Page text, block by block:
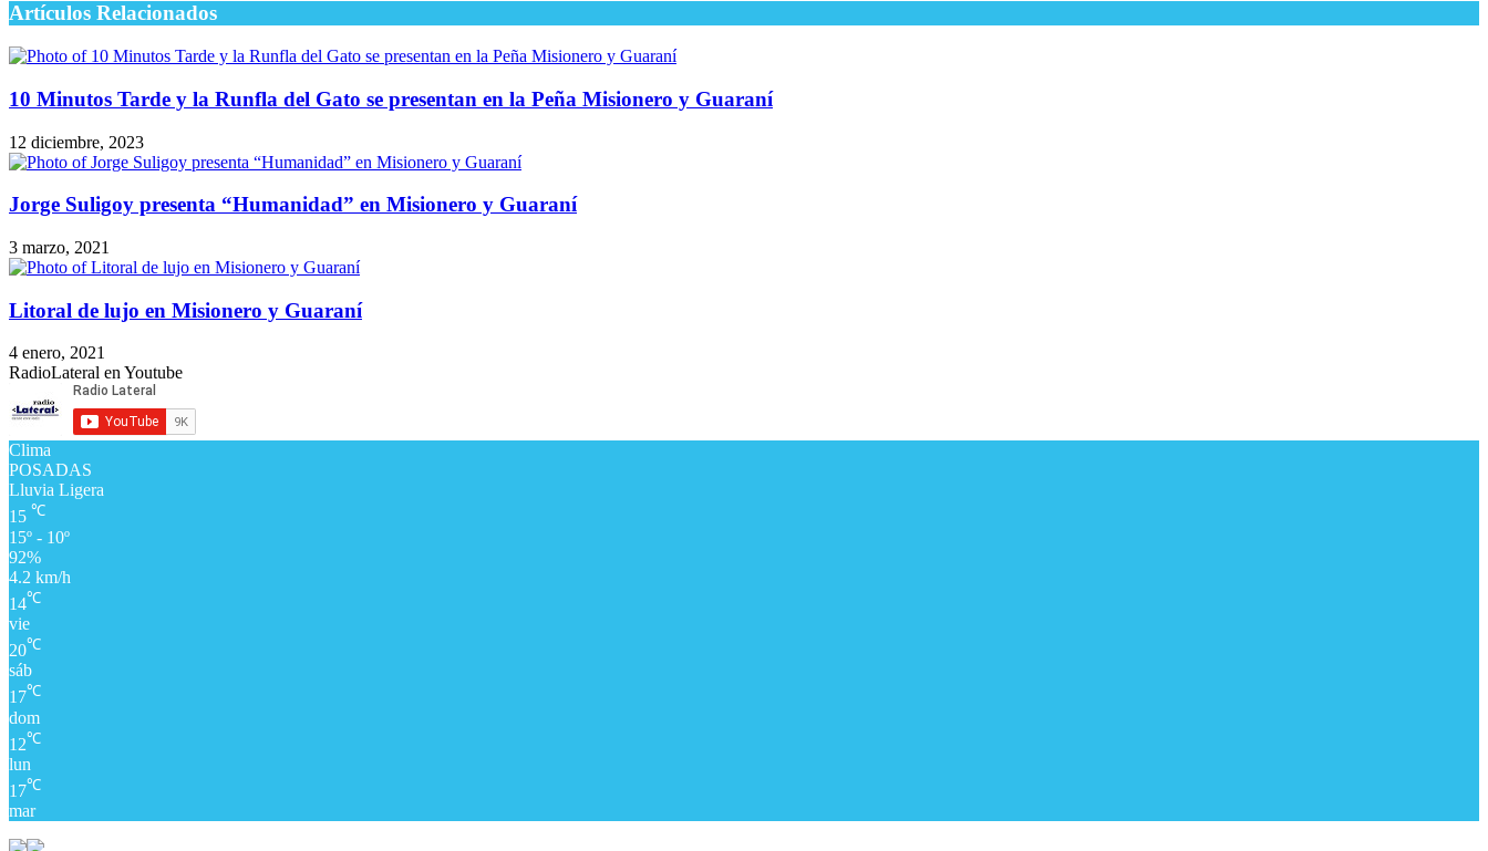
Artículos Relacionados
10 Minutos Tarde y la Runfla del Gato se presentan en la Peña Misionero y Guaraní
12 diciembre, 2023
Jorge Suligoy presenta “Humanidad” en Misionero y Guaraní
3 marzo, 2021
Litoral de lujo en Misionero y Guaraní
4 enero, 2021
RadioLateral en Youtube
Clima
POSADAS
Lluvia Ligera
15 ℃
15º - 10º
92%
4.2 km/h
14℃
vie
20℃
sáb
17℃
dom
12℃
lun
17℃
mar